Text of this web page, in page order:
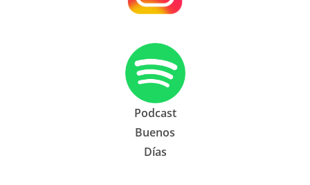
Podcast
Buenos
Días